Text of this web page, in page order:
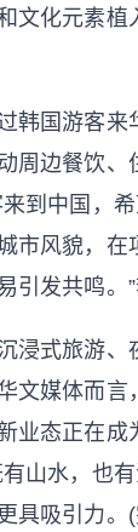
文化元素
国游客来华
周边餐饮
到中国，
市风貌，
引发共鸣。”
式旅游、
文媒体而
业态正在
山水，也
具吸引力。